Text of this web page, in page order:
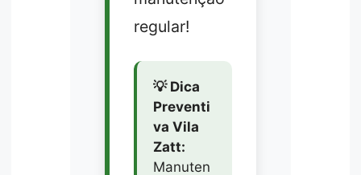
regular!
💡 Dica
Preventi
va Vila
Zatt:
Manuten